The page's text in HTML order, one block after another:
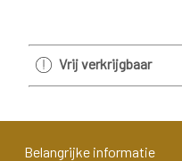
Vrij verkrijgbaar
Belangrijke informatie